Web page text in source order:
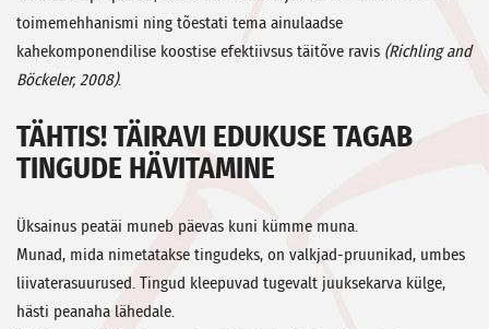
toimemehhanismi ning tõestati tema ainulaadse
kahekomponendilise koostise efektiivsus täitõve ravis (Richling and
Böckeler, 2008).
TÄHTIS! TÄIRAVI EDUKUSE TAGAB
TINGUDE HÄVITAMINE
Üksainus peatäi muneb päevas kuni kümme muna.
Munad, mida nimetatakse tingudeks, on valkjad-pruunikad, umbes
liivaterasuurused. Tingud kleepuvad tugevalt juuksekarva külge,
hästi peanaha lähedale.